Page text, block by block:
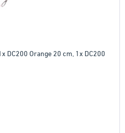
DC200 Orange 20 cm, 1x DC200